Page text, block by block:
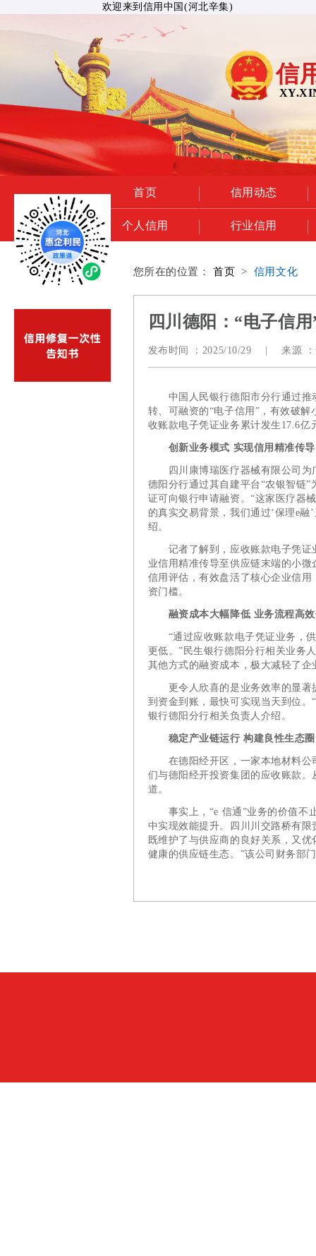
欢迎来到信用中国(河北辛集)
信
首页 信用动态
个人信用 行业信用
您所在的位置： 首页 > 信用文化
四川德阳：“电子信
发布时间 ： 2025/10/29 来源 ：
中国人民银行德阳市分行通过推
转、可融资的“电子信用”，有效破
收账款电子凭证业务累计发生17.6
创新业务模式 实现信用精准传导
四川康博瑞医疗器械有限公司为
德阳分行通过其自建平台“农银智链
证可向银行申请融资。“这家医疗器
的真实交易背景，我们通过‘保理e
绍。
记者了解到，应收账款电子凭证
业信用精准传导至供应链末端的小
信用评估，有效盘活了核心企业信
资门槛。
融资成本大幅降低 业务流程高
“通过应收账款电子凭证业务，供
更低。”民生银行德阳分行相关业务
其他方式的融资成本，极大减轻了企
更令人欣喜的是业务效率的显著
到资金到账，最快可实现当天到位
银行德阳分行相关负责人介绍。
稳定产业链运行 构建良性生态圈
在德阳经开区，一家本地材料公司
们与德阳经开投资集团的应收账款
道。
事实上，“e 信通”业务的价值不止
中实现效能提升。四川川交路桥有
既维护了与供应商的良好关系，又
健康的供应链生态。”该公司财务部